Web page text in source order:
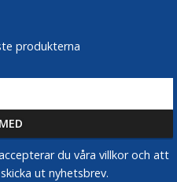
★★
produkterna
du våra villkor och att
ut nyhetsbrev.